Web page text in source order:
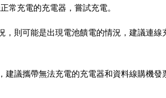
常充電的充電器，嘗試充電。
則可能是出現電池饋電的情況，建議連線
議攜帶無法充電的充電器和資料線購機發